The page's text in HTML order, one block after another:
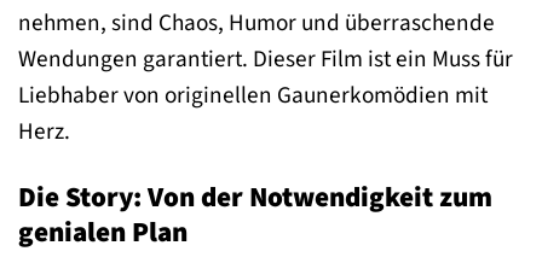
nehmen, sind Chaos, Humor und überraschende
Wendungen garantiert. Dieser Film ist ein Muss für
Liebhaber von originellen Gaunerkomödien mit
Herz.
Die Story: Von der Notwendigkeit zum
genialen Plan